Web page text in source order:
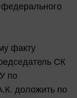
факту
СК
по
доложить по